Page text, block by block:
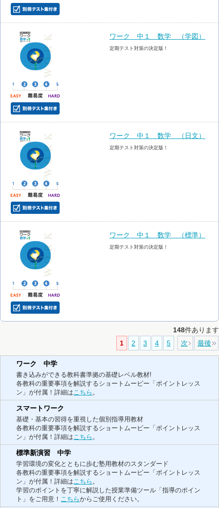
ワーク 中１ 数学 （学図）
定期テスト対策の決定版！
ワーク 中１ 数学 （日文）
定期テスト対策の決定版！
ワーク 中１ 数学 （標準）
定期テスト対策の決定版！
148件あります
1
2 3 4 5 次 最後
ワーク 中学
書き込みができる教科書準拠の基礎レベル教材!
各教科の重要事項を解説するショートムービー「ポイントレッス
ン」が付属！詳細は こちら 。
スマートワーク
基礎・基本の習得を重視した個別指導用教材
各教科の重要事項を解説するショートムービー「ポイントレッス
ン」が付属！詳細は こちら 。
標準新演習 中学
学習環境の変化とともに歩む塾用教材のスタンダード
各教科の重要事項を解説するショートムービー「ポイントレッス
ン」が付属！詳細は こちら 。
学習のポイントを丁寧に解説した授業準備ツール「指導のポイン
ト」をご用意！ こちらからご使用ください。